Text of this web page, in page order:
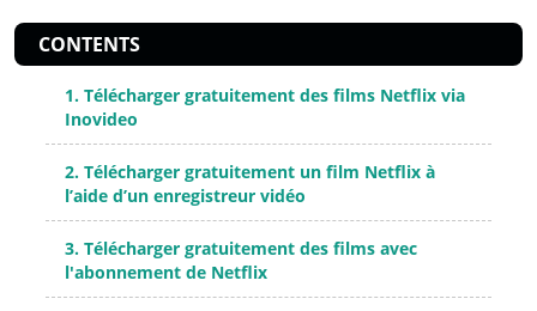
CONTENTS
1. Télécharger gratuitement des films Netflix via
Inovideo
2. Télécharger gratuitement un film Netflix à
l’aide d’un enregistreur vidéo
3. Télécharger gratuitement des films avec
l'abonnement de Netflix